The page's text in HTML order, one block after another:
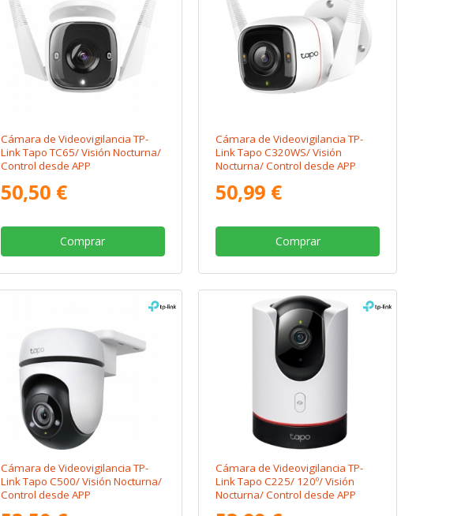
Cámara de Videovigilancia TP-
Link Tapo TC65/ Visión Nocturna/
Control desde APP
50,50 €
Comprar
Cámara de Videovigilancia TP-
Link Tapo C320WS/ Visión
Nocturna/ Control desde APP
50,99 €
Comprar
Cámara de Videovigilancia TP-
Link Tapo C500/ Visión Nocturna/
Control desde APP
Cámara de Videovigilancia TP-
Link Tapo C225/ 120º/ Visión
Nocturna/ Control desde APP